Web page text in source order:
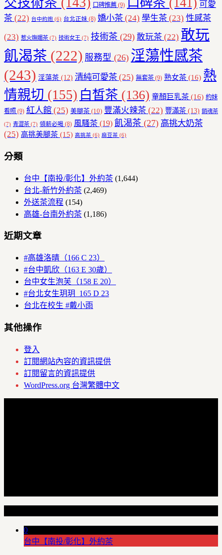
口碑推薦 (9)
可愛
茶 (22) 台中約炮 (6) 台北正妹 (8) 嬌小茶 (24) 學生茶 (23) 性感茶
(23) 惹火嫵媚茶 (7) 技術女王 (7) 技術茶 (29) 敢玩茶 (22) 敢玩
飢渴茶 (222) 服務型 (26) 淫蕩性感茶
(243) 淫蕩茶 (12) 清純可愛茶 (25) 無套茶 (9) 熟女茶 (16) 熱
情親切 (155) 白皙茶 (136) 童顏巨乳茶 (16) 約妹
看照 (9) 紅人館 (25) 美腿茶 (10) 豐滿火辣茶 (22) 豐滿茶 (13) 銷魂茶
(7) 青澀茶 (7) 領薪必喝 (8) 風騷茶 (19) 飢渴茶 (27) 高挑大奶茶
(25) 高挑美腿茶 (15) 高挑茶 (6) 麻豆茶 (6)
分類
台中【南投/彰化】外約茶 (1,644)
台北-新竹外約茶 (2,469)
外送茶流程 (154)
高雄-台南外約茶 (1,186)
近期文章
#高雄洛晴（166 C 23）
#台中凱欣（163 E 30歲）
台中女生泡芙（158 E 20）
#台北女生玥玥 165 D 23
台北在校生 #戴小雨
其他操作
登入
訂閱網站內容的資訊提供
訂閱留言的資訊提供
WordPress.org 台灣繁體中文
0
台中【南投/彰化】外約茶